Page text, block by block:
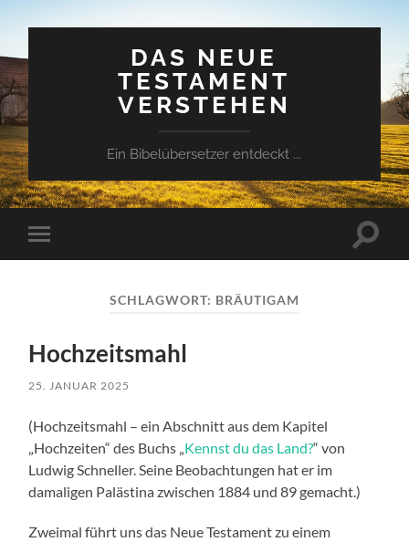
DAS NEUE
TESTAMENT
VERSTEHEN
Ein Bibelübersetzer entdeckt ...
Mobile-
Menü
SCHLAGWORT: BRÄUTIGAM
Hochzeitsmahl
25. JANUAR 2025
(Hochzeitsmahl – ein Abschnitt aus dem Kapitel
„Hochzeiten“ des Buchs „Kennst du das Land?“ von
Ludwig Schneller. Seine Beobachtungen hat er im
damaligen Palästina zwischen 1884 und 89 gemacht.)
Zweimal führt uns das Neue Testament zu einem